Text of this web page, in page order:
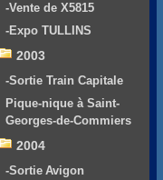
-Vente de X5815
-Expo TULLINS
2003
-Sortie Train Capitale
Pique-nique à Saint-
Georges-de-Commiers
2004
-Sortie Avigon